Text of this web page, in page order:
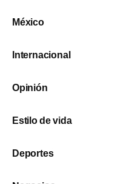
México
Internacional
Opinión
Estilo de vida
Deportes